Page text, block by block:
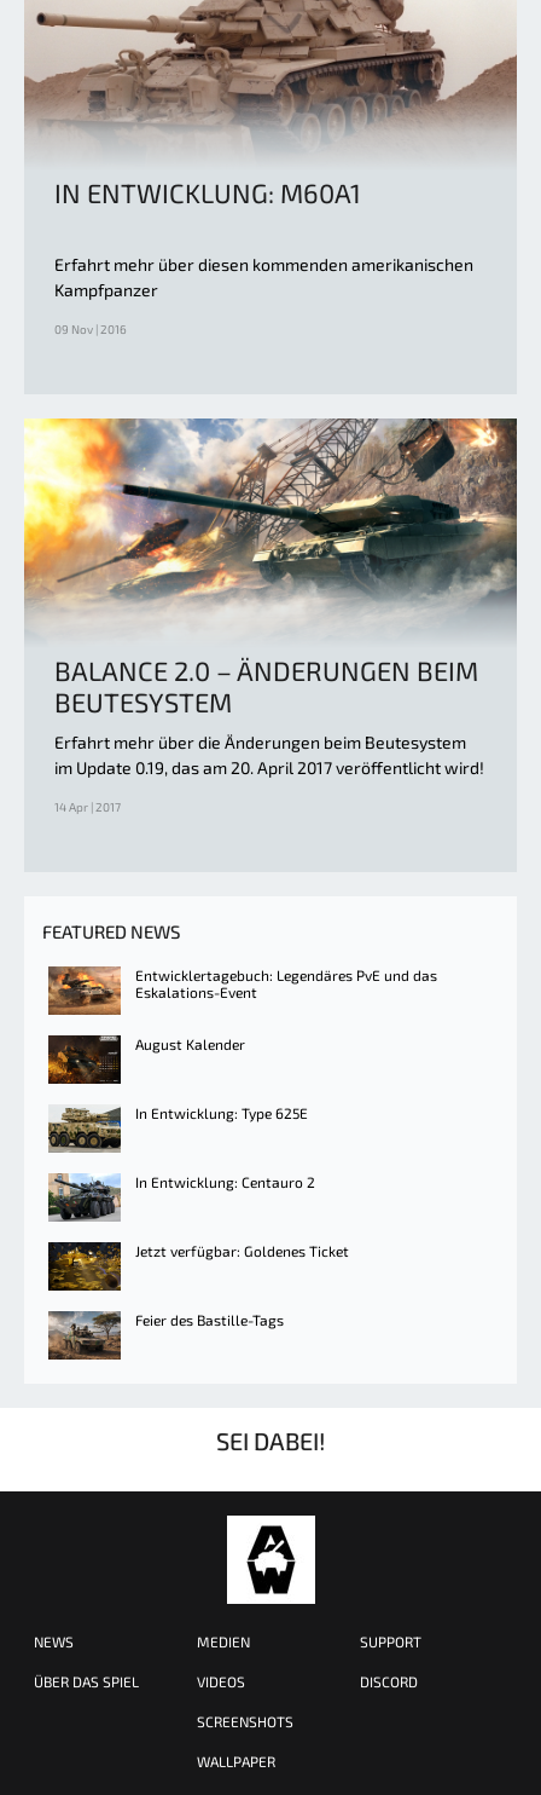
IN ENTWICKLUNG: M60A1
Erfahrt mehr über diesen kommenden amerikanischen
Kampfpanzer
09 Nov | 2016
BALANCE 2.0 – ÄNDERUNGEN BEIM
BEUTESYSTEM
Erfahrt mehr über die Änderungen beim Beutesystem
im Update 0.19, das am 20. April 2017 veröffentlicht wird!
14 Apr | 2017
FEATURED NEWS
Entwicklertagebuch: Legendäres PvE und das
Eskalations-Event
August Kalender
In Entwicklung: Type 625E
In Entwicklung: Centauro 2
Jetzt verfügbar: Goldenes Ticket
Feier des Bastille-Tags
SEI DABEI!
NEWS
ÜBER DAS SPIEL
MEDIEN
VIDEOS
SCREENSHOTS
WALLPAPER
SUPPORT
DISCORD